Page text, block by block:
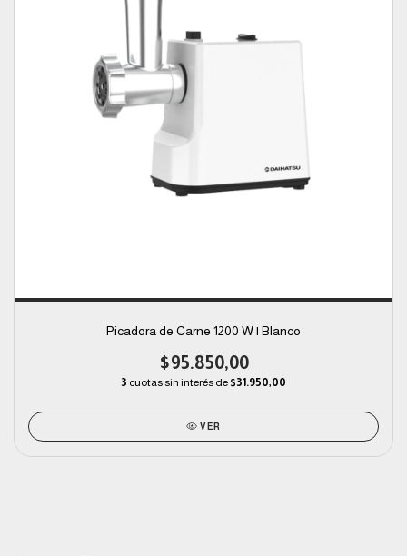
Picadora de Carne 1200 W | Blanco
$95.850,00
3 cuotas sin interés de $31.950,00
VER